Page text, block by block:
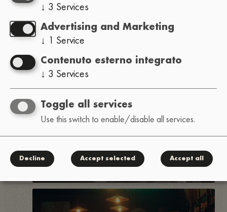
↓ 3 Services
Advertising and Marketing
↓ 1 Service
Contenuto esterno integrato
↓ 3 Services
Toggle all services
Use this switch to enable/disable all services.
Decline Accept selected Accept all